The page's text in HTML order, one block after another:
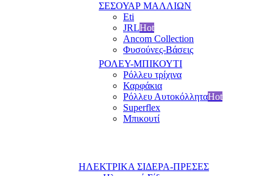
ΣΕΣΟΥΑΡ ΜΑΛΛΙΩΝ
Eti
JRLHot
Ancom Collection
Φυσούνες-Βάσεις
ΡΟΛΕΥ-ΜΠΙΚΟΥΤΙ
Ρόλλευ τρίχινα
Καρφάκια
Ρόλλευ ΑυτοκόλληταHot
Superflex
Μπικουτί
ΗΛΕΚΤΡΙΚΑ ΣΙΔΕΡΑ-ΠΡΕΣΕΣ